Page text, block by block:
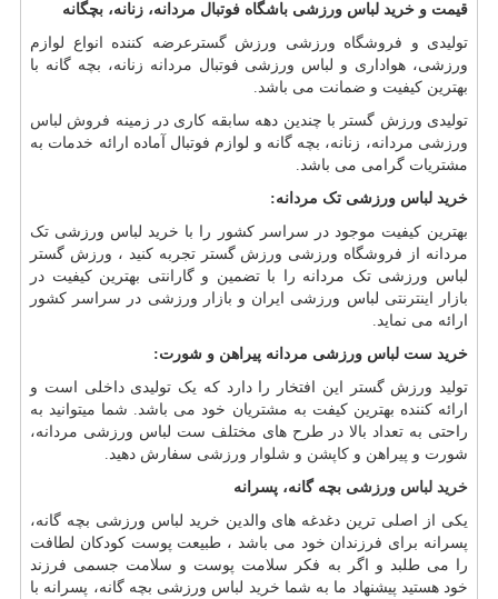
قیمت و خرید لباس ورزشی باشگاه فوتبال مردانه، زنانه، بچگانه
تولیدی و فروشگاه ورزشی ورزش گسترعرضه کننده انواع لوازم
ورزشی، هواداری و لباس ورزشی فوتبال مردانه زنانه، بچه گانه با
بهترین کیفیت و ضمانت می باشد.
تولیدی ورزش گستر با چندین دهه سابقه کاری در زمینه فروش لباس
ورزشی مردانه، زنانه، بچه گانه و لوازم فوتبال آماده ارائه خدمات به
مشتریات گرامی می باشد.
خرید لباس ورزشی تک مردانه:
بهترین کیفیت موجود در سراسر کشور را با خرید لباس ورزشی تک
مردانه از فروشگاه ورزشی ورزش گستر تجربه کنید ، ورزش گستر
لباس ورزشی تک مردانه را با تضمین و گارانتی بهترین کیفیت در
بازار اینترنتی لباس ورزشی ایران و بازار ورزشی در سراسر کشور
ارائه می نماید.
خرید ست لباس ورزشی مردانه پیراهن و شورت:
تولید ورزش گستر این افتخار را دارد که یک تولیدی داخلی است و
ارائه کننده بهترین کیفت به مشتریان خود می باشد. شما میتوانید به
راحتی به تعداد بالا در طرح های مختلف ست لباس ورزشی مردانه،
شورت و پیراهن و کاپشن و شلوار ورزشی سفارش دهید.
خرید لباس ورزشی بچه گانه، پسرانه
یکی از اصلی ترین دغدغه های والدین خرید لباس ورزشی بچه گانه،
پسرانه برای فرزندان خود می باشد ، طبیعت پوست کودکان لطافت
را می طلبد و اگر به فکر سلامت پوست و سلامت جسمی فرزند
خود هستید پیشنهاد ما به شما خرید لباس ورزشی بچه گانه، پسرانه با